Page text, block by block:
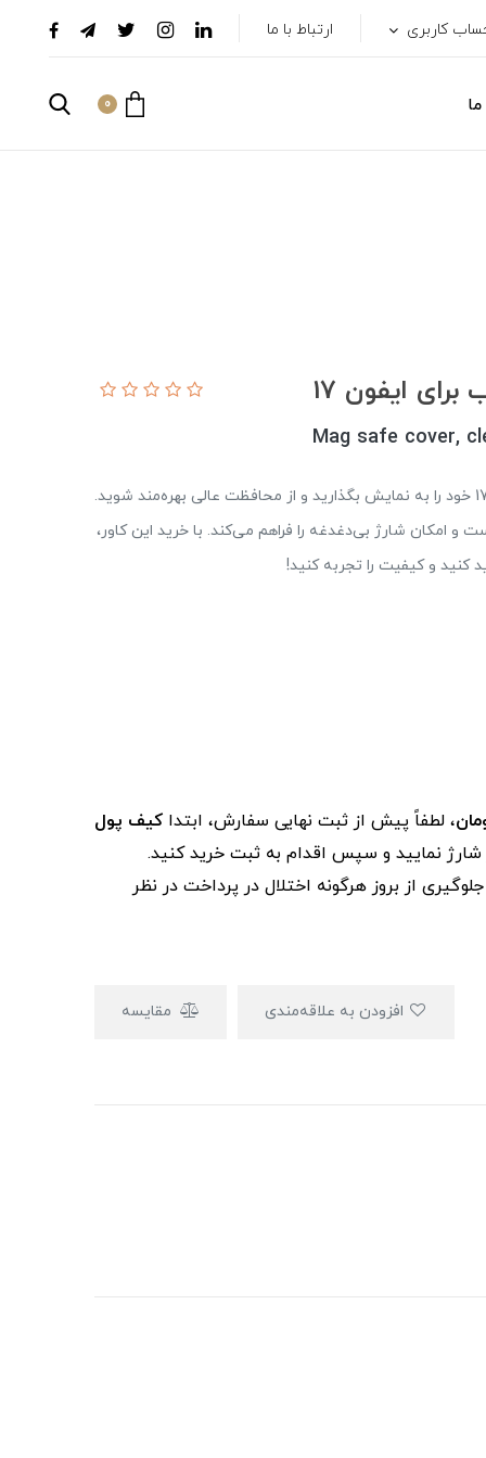
کاربری ارتباط با ما
ما 0
Mag safe cover,
با کاور مگ سیف مدل Clear، زیبایی خیره‌کننده آیفون 17 خود را به نمایش بگذارید و از محافظت عالی بهره‌مند شوید.
امکان شارژ بی‌دغدغه را فراهم می‌کند. با خرید این کاور،
کنید و کیفیت را تجربه کنید!
، لطفاً پیش از ثبت نهایی سفارش، ابتدا کیف پول
شارژ نمایید و سپس اقدام به ثبت خرید کنید.
از بروز هرگونه اختلال در پرداخت در نظر
مقایسه